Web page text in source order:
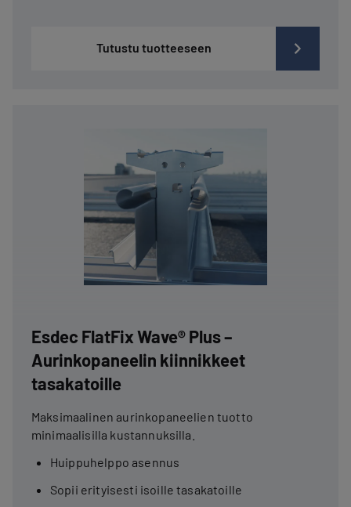
Tutustu tuotteeseen
Esdec FlatFix Wave® Plus –
Aurinkopaneelin kiinnikkeet
tasakatoille
Maksimaalinen aurinkopaneelien tuotto
minimaalisilla kustannuksilla.
Huippuhelppo asennus
Sopii erityisesti isoille tasakatoille